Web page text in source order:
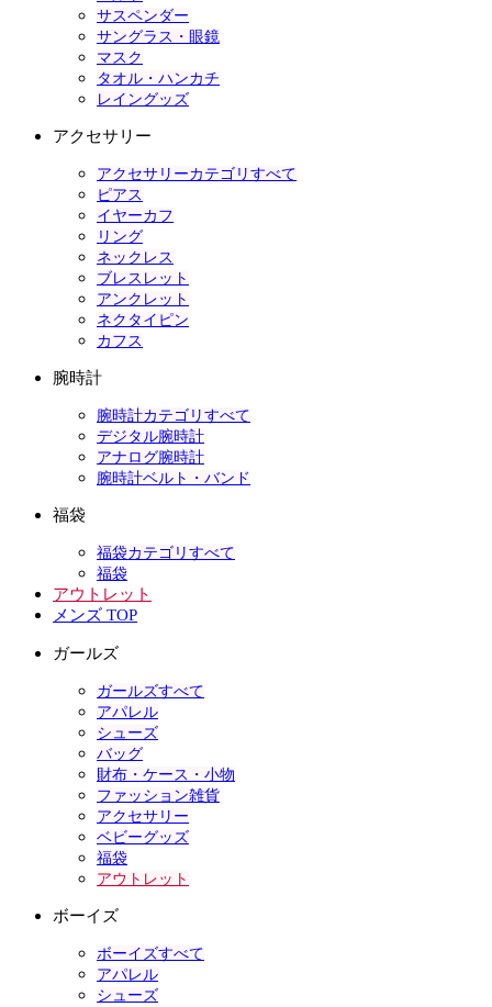
サスペンダー
サングラス・眼鏡
マスク
タオル・ハンカチ
レイングッズ
アクセサリー
アクセサリーカテゴリすべて
ピアス
イヤーカフ
リング
ネックレス
ブレスレット
アンクレット
ネクタイピン
カフス
腕時計
腕時計カテゴリすべて
デジタル腕時計
アナログ腕時計
腕時計ベルト・バンド
福袋
福袋カテゴリすべて
福袋
アウトレット
メンズ TOP
ガールズ
ガールズすべて
アパレル
シューズ
バッグ
財布・ケース・小物
ファッション雑貨
アクセサリー
ベビーグッズ
福袋
アウトレット
ボーイズ
ボーイズすべて
アパレル
シューズ